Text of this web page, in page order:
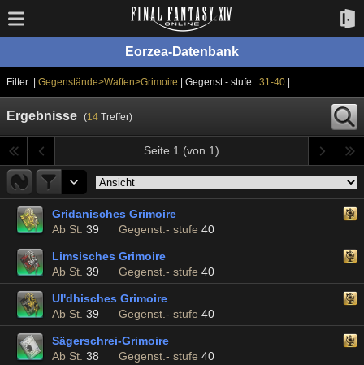
Eorzea-Datenbank
Filter: | Gegenstände>Waffen>Grimoire | Gegenst.- stufe :31-40
Ergebnisse (14Treffer)
Seite 1 (von 1)
Gridanisches Grimoire
Ab St. 39 Gegenst.- stufe 40
Limsisches Grimoire
Ab St. 39 Gegenst.- stufe 40
Ul'dhisches Grimoire
Ab St. 39 Gegenst.- stufe 40
Sägerschrei-Grimoire
Ab St. 38 Gegenst.- stufe 40